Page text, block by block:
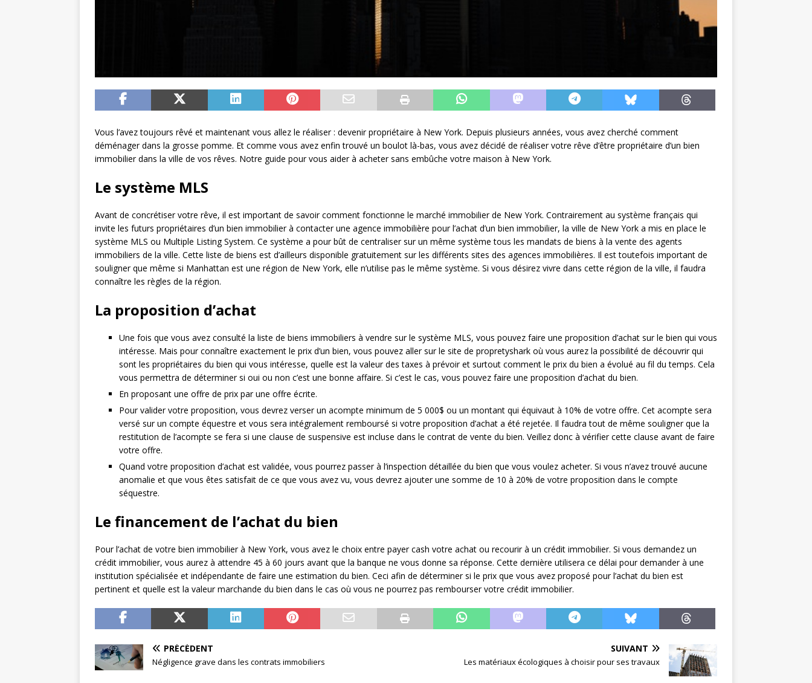
Vous l’avez toujours rêvé et maintenant vous allez le réaliser : devenir propriétaire à New York. Depuis plusieurs années, vous avez cherché comment
déménager dans la grosse pomme. Et comme vous avez enfin trouvé un boulot là-bas, vous avez décidé de réaliser votre rêve d’être propriétaire d’un bien
immobilier dans la ville de vos rêves. Notre guide pour vous aider à acheter sans embûche votre maison à New York.
Le système MLS
Avant de concrétiser votre rêve, il est important de savoir comment fonctionne le marché immobilier de New York. Contrairement au système français qui
invite les futurs propriétaires d’un bien immobilier à contacter une agence immobilière pour l’achat d’un bien immobilier, la ville de New York a mis en place le
système MLS ou Multiple Listing System. Ce système a pour bût de centraliser sur un même système tous les mandats de biens à la vente des agents
immobiliers de la ville. Cette liste de biens est d’ailleurs disponible gratuitement sur les différents sites des agences immobilières. Il est toutefois important de
souligner que même si Manhattan est une région de New York, elle n’utilise pas le même système. Si vous désirez vivre dans cette région de la ville, il faudra
connaître les règles de la région.
La proposition d’achat
Une fois que vous avez consulté la liste de biens immobiliers à vendre sur le système MLS, vous pouvez faire une proposition d’achat sur le bien qui vous
intéresse. Mais pour connaître exactement le prix d’un bien, vous pouvez aller sur le site de propretyshark où vous aurez la possibilité de découvrir qui
sont les propriétaires du bien qui vous intéresse, quelle est la valeur des taxes à prévoir et surtout comment le prix du bien a évolué au fil du temps. Cela
vous permettra de déterminer si oui ou non c’est une bonne affaire. Si c’est le cas, vous pouvez faire une proposition d’achat du bien.
En proposant une offre de prix par une offre écrite.
Pour valider votre proposition, vous devrez verser un acompte minimum de 5 000$ ou un montant qui équivaut à 10% de votre offre. Cet acompte sera
versé sur un compte équestre et vous sera intégralement remboursé si votre proposition d’achat a été rejetée. Il faudra tout de même souligner que la
restitution de l’acompte se fera si une clause de suspensive est incluse dans le contrat de vente du bien. Veillez donc à vérifier cette clause avant de faire
votre offre.
Quand votre proposition d’achat est validée, vous pourrez passer à l’inspection détaillée du bien que vous voulez acheter. Si vous n’avez trouvé aucune
anomalie et que vous êtes satisfait de ce que vous avez vu, vous devrez ajouter une somme de 10 à 20% de votre proposition dans le compte
séquestre.
Le financement de l’achat du bien
Pour l’achat de votre bien immobilier à New York, vous avez le choix entre payer cash votre achat ou recourir à un crédit immobilier. Si vous demandez un
crédit immobilier, vous aurez à attendre 45 à 60 jours avant que la banque ne vous donne sa réponse. Cette dernière utilisera ce délai pour demander à une
institution spécialisée et indépendante de faire une estimation du bien. Ceci afin de déterminer si le prix que vous avez proposé pour l’achat du bien est
pertinent et quelle est la valeur marchande du bien dans le cas où vous ne pourrez pas rembourser votre crédit immobilier.
PRÉCÉDENT
Négligence grave dans les contrats immobiliers
SUIVANT
Les matériaux écologiques à choisir pour ses travaux